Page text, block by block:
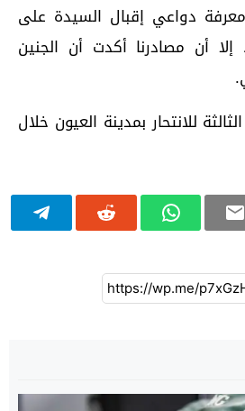
دواعي إقبال السيدة على
إلا أن مصادرنا أكدت أن الجنين
للانتحار بمدينة العيون خلال